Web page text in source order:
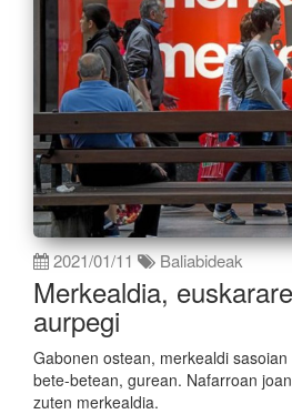
2021/01/11 Baliabideak
Merkealdia,
aurpegi
Gabonen ostean, merkealdi
bete-betean, gurean. Nafarroan
zuten merkealdia.